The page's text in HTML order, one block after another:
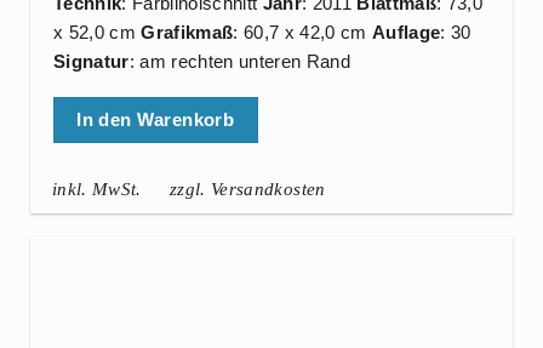
x 52,0 cmGrafikmaß: 60,7 x 42,0 cmAuflage: 30
Signatur: am rechten unteren Rand
In den Warenkorb
inkl. MwSt. zzgl. Versandkosten